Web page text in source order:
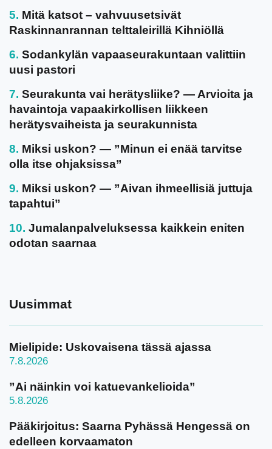
Mitä katsot – vahvuusetsivät
Raskinnanrannan telttaleirillä Kihniöllä
Sodankylän vapaaseurakuntaan valittiin
uusi pastori
Seurakunta vai herätysliike? — Arvioita ja
havaintoja vapaakirkollisen liikkeen
herätysvaiheista ja seurakunnista
Miksi uskon? — ”Minun ei enää tarvitse
olla itse ohjaksissa”
Miksi uskon? — ”Aivan ihmeellisiä juttuja
tapahtui”
Jumalanpalveluksessa kaikkein eniten
odotan saarnaa
Uusimmat
Mielipide: Uskovaisena tässä ajassa
7.8.2026
”Ai näinkin voi katuevankelioida”
5.8.2026
Pääkirjoitus: Saarna Pyhässä Hengessä on
edelleen korvaamaton